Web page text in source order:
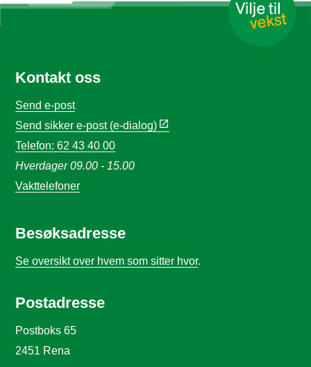
Kontakt oss
Send e-post
Send sikker e-post (e-dialog)
Telefon: 62 43 40 00
Hverdager 09.00 - 15.00
Vakttelefoner
Besøksadresse
Se oversikt over hvem som sitter hvor.
Postadresse
Postboks 65
2451 Rena